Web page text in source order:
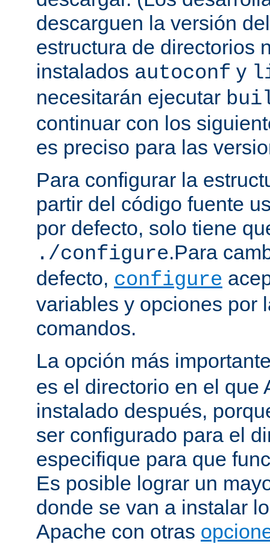
descarguen la versión
estructura de directorios
instalados autoconf y
necesitarán ejecutar
continuar con los
es preciso para las
Para configurar la
partir del código fuente
por defecto, solo tiene
./configure.Para
defecto, configure
variables y opciones por
comandos.
La opción más
es el directorio en el que
instalado después,
ser configurado para el
especifique para que
Es posible lograr un
donde se van a instalar
Apache con otras